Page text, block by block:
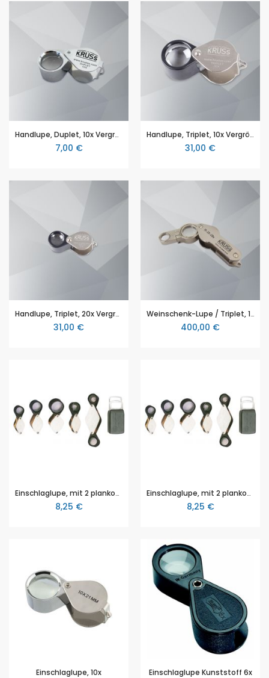
Handlupe, Duplet, 10x Vergrößerung
7,00 €
Handlupe, Triplet, 10x Vergrößerung
31,00 €
Handlupe, Triplet, 20x Vergrößerung
31,00 €
Weinschenk-Lupe / Triplet, 10x, 20x, 28x Vergrößerung
400,00 €
Einschlaglupe, mit 2 plankonvexen Glaslinsen und Edelstahlschale, Vergrößerung 10x
8,25 €
Einschlaglupe, mit 2 plankonvexen Glaslinsen und Edelstahlschale, Vergrößerung 15x
8,25 €
Einschlaglupe, 10x Einschlaglupe Kunststoff 6x